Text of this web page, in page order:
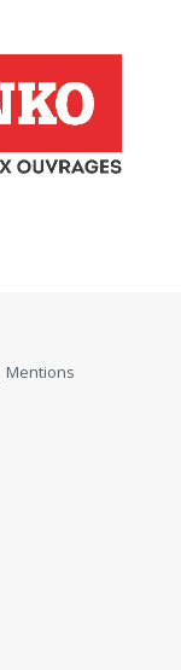
Mentions